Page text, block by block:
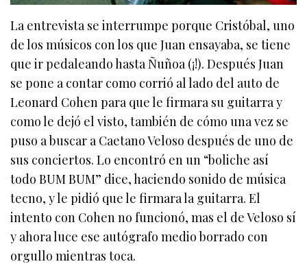
La entrevista se interrumpe porque Cristóbal, uno
de los músicos con los que Juan ensayaba, se tiene
que ir pedaleando hasta Ñuñoa (¡!). Después Juan
se pone a contar como corrió al lado del auto de
Leonard Cohen para que le firmara su guitarra y
como le dejó el visto, también de cómo una vez se
puso a buscar a Caetano Veloso después de uno de
sus conciertos. Lo encontró en un “boliche así
todo BUM BUM” dice, haciendo sonido de música
tecno, y le pidió que le firmara la guitarra. El
intento con Cohen no funcionó, mas el de Veloso sí
y ahora luce ese autógrafo medio borrado con
orgullo mientras toca.